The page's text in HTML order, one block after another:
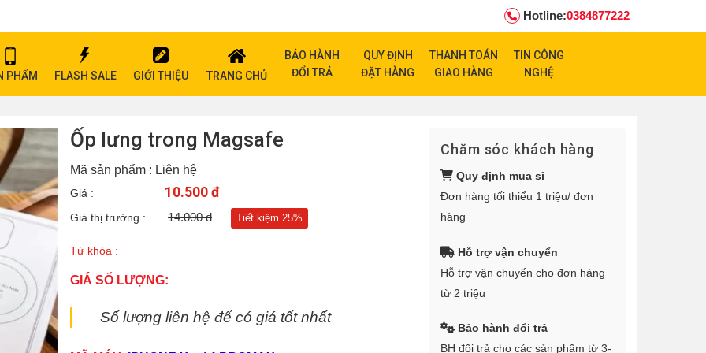
Hotline:0384877222
PHẨM FLASH SALE GIỚI THIỆU TRANG CHỦ
BẢO HÀNH
ĐỔI TRẢ
QUY ĐỊNH
ĐẶT HÀNG
THANH TOÁN
GIAO HÀNG
TIN CÔNG
NGHỆ
Ốp lưng trong Magsafe
Mã sản phẩm : Liên hệ
Giá : 10.500 đ
Giá thị trường : 14.000 đ Tiết kiệm 25%
Từ khóa :
GIÁ SỐ LƯỢNG:
Số lượng liên hệ để có giá tốt nhất
Chăm sóc khách hàng
Quy định mua sỉ
Đơn hàng tối thiểu 1 triệu/ đơn
hàng
Hỗ trợ vận chuyển
Hỗ trợ vận chuyển cho đơn hàng
từ 2 triệu
Bảo hành đổi trả
BH đổi trả cho các sản phẩm từ 3-